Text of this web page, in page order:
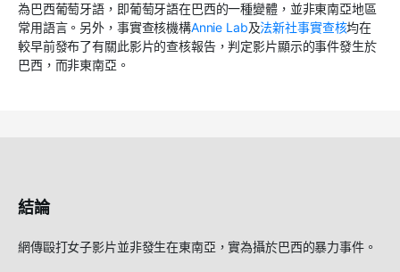
為巴西葡萄牙語，即葡萄牙語在巴西的一種變體，並非東南亞地區
常用語言。另外，事實查核機構Annie Lab及法新社事實查核均在
較早前發布了有關此影片的查核報告，判定影片顯示的事件發生於
巴西，而非東南亞。
結論
網傳毆打女子影片並非發生在東南亞，實為攝於巴西的暴力事件。